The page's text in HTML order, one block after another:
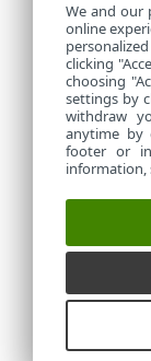
We and our
online
clicking
choosing
settings by
withdraw
anytime by
footer or
information,